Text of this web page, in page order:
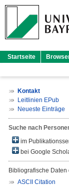
Startseite
Kontakt
Leitlinien EPub
Neueste Einträge
Suche nach
im
bei Google
Bibliografische Daten
ASCII Citation